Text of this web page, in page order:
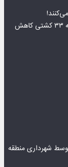
ترافیک کشتیرانی از طریق تنگه هرمز در یک هفته به ۳۳ کشتی کاهش
شهرداری منطقه